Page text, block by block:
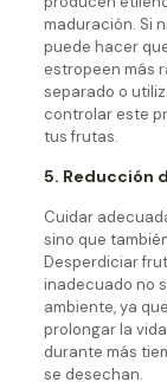
maduración. Si
puede hacer
estropeen más
separado o
controlar este
tus frutas.
5. Reducción
Cuidar
sino que
Desperdiciar
inadecuado no
ambiente, ya
prolongar la
durante más
se desechan.